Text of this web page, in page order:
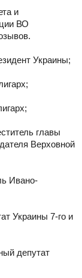
и
ВО
Украины;
главы
Верховной
Ивано-
Украины 7-го и
депутат